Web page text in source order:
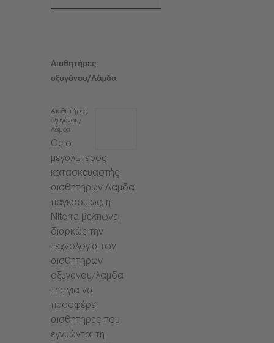
Αισθητήρες
οξυγόνου/Λάμδα
Αισθητήρες
οξυγόνου/
Λάμδα
Ως ο
μεγαλύτερος
κατασκευαστής
αισθητήρων Λάμδα
παγκοσμίως, η
Niterra βελτιώνει
διαρκώς την
τεχνολογία των
αισθητήρων
οξυγόνου/λάμδα
της για να
προσφέρει
αισθητήρες που
εγγυώνται τη